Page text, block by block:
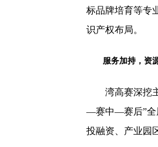
标品牌培育等专
识产权布局。
服务加持， 资
湾高赛深挖
—赛中—赛后”全
投融资、产业园